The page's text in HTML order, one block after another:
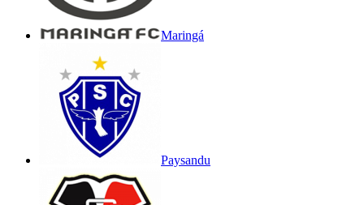
Maringá
Paysandu